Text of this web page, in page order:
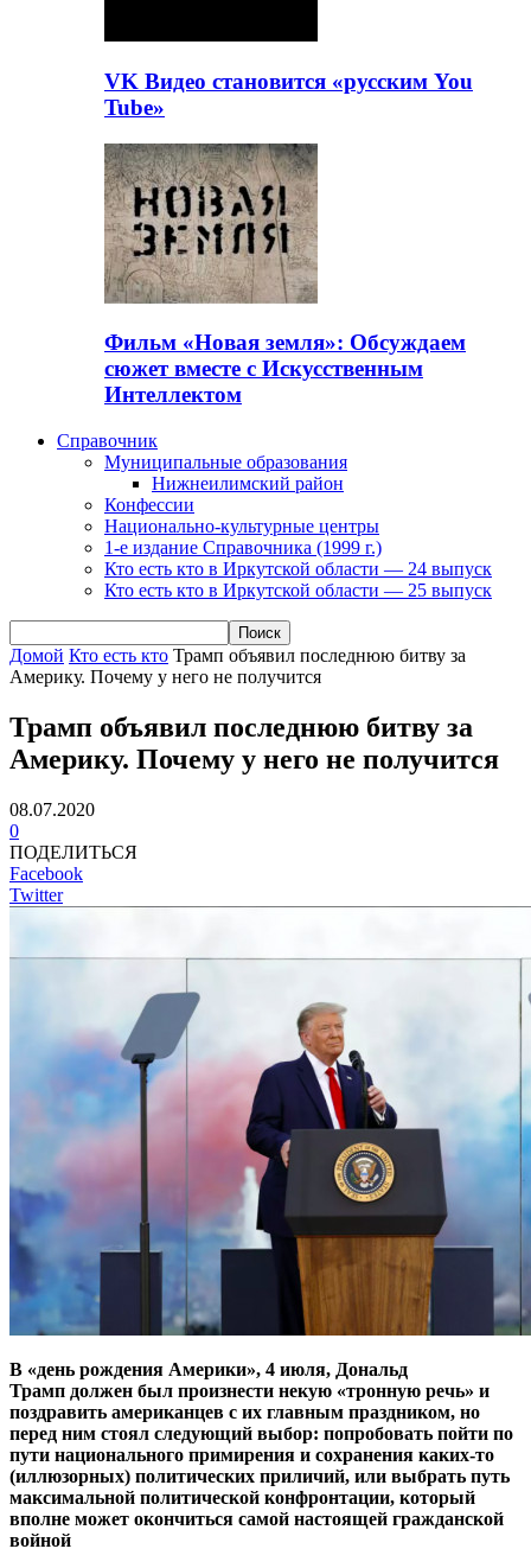
VK Видео становится «русским You
Tube»
Фильм «Новая земля»: Обсуждаем
сюжет вместе с Искусственным
Интеллектом
Справочник
Муниципальные образования
Нижнеилимский район
Конфессии
Национально-культурные центры
1-е издание Справочника (1999 г.)
Кто есть кто в Иркутской области — 24 выпуск
Кто есть кто в Иркутской области — 25 выпуск
Домой Кто есть кто Трамп объявил последнюю битву за
Америку. Почему у него не получится
Трамп объявил последнюю битву за
Америку. Почему у него не получится
08.07.2020
0
ПОДЕЛИТЬСЯ
Facebook
Twitter
В «день рождения Америки», 4 июля, Дональд
Трамп должен был произнести некую «тронную речь» и
поздравить американцев с их главным праздником, но
перед ним стоял следующий выбор: попробовать пойти по
пути национального примирения и сохранения каких-то
(иллюзорных) политических приличий, или выбрать путь
максимальной политической конфронтации, который
вполне может окончиться самой настоящей гражданской
войной